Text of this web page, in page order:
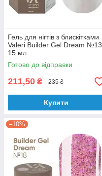
Гель для нігтів з блискітками
Valeri Builder Gel Dream №13
15 мл
Готово до відправки
211,50 ₴ 235 ₴
Купити
–10%